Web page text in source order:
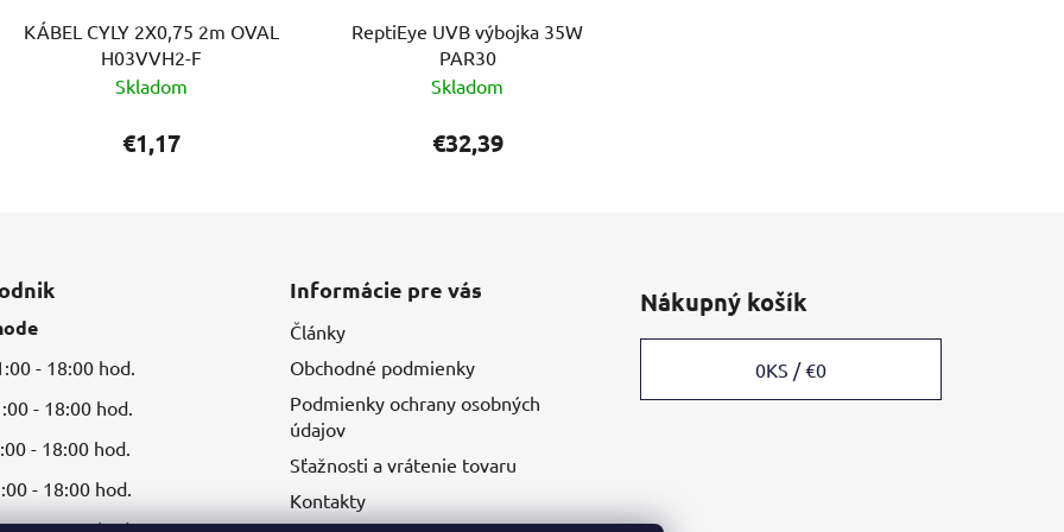
KÁBEL CYLY 2X0,75 2m OVAL
H03VVH2-F
Skladom
€1,17
ReptiEye UVB výbojka 35W
PAR30
Skladom
€32,39
- 18:00 hod.
- 18:00 hod.
- 18:00 hod.
- 18:00 hod.
Informácie pre vás
Články
Obchodné podmienky
Podmienky ochrany osobných
údajov
Sťažnosti a vrátenie tovaru
Kontakty
Nákupný košík
0KS /€0